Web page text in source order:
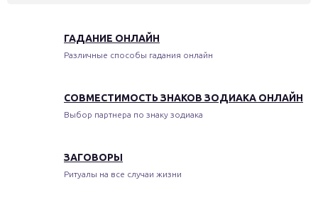
ГАДАНИЕ ОНЛАЙН
Различные способы гадания онлайн
СОВМЕСТИМОСТЬ ЗНАКОВ ЗОДИАКА ОНЛАЙН
Выбор партнера по знаку зодиака
ЗАГОВОРЫ
Ритуалы на все случаи жизни